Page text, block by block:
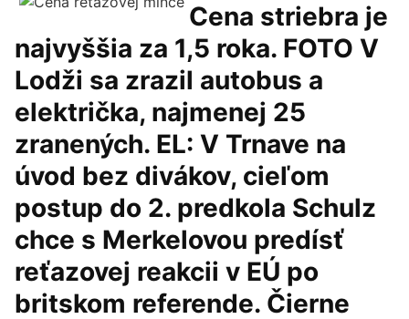
Cena striebra je
najvyššia za 1,5 roka. FOTO V
Lodži sa zrazil autobus a
električka, najmenej 25
zranených. EL: V Trnave na
úvod bez divákov, cieľom
postup do 2. predkola Schulz
chce s Merkelovou predísť
reťazovej reakcii v EÚ po
britskom referende. Čierne